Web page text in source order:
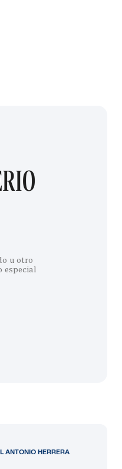
u otro
especial
ANTONIO HERRERA